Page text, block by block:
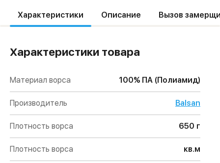
Характеристики Описание Вызов
Характеристики товара
Материал ворса 100% ПА (Полиамид)
Производитель Balsan
Плотность ворса 650 г
Плотность ворса кв.м